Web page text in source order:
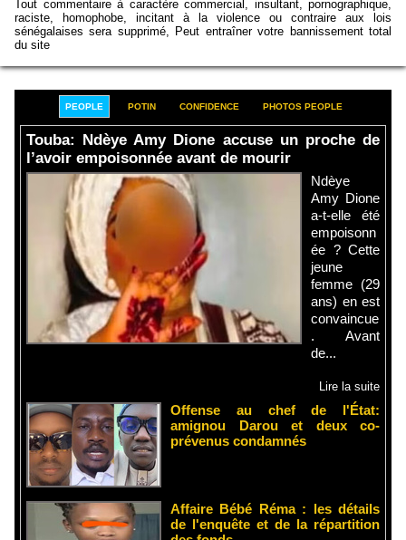
Tout commentaire à caractère commercial, insultant, pornographique,
raciste, homophobe, incitant à la violence ou contraire aux lois
sénégalaises sera supprimé, Peut entraîner votre bannissement total
du site
PEOPLE POTIN CONFIDENCE PHOTOS PEOPLE
Touba: Ndèye Amy Dione accuse un proche de
l’avoir empoisonnée avant de mourir
Ndèye
Amy Dione
a-t-elle été
empoisonn
ée ? Cette
jeune
femme (29
ans) en est
convaincue
. Avant
de...
Lire la suite
Offense au chef de l'État:
amignou Darou et deux co-
prévenus condamnés
Affaire Bébé Réma : les détails
de l'enquête et de la répartition